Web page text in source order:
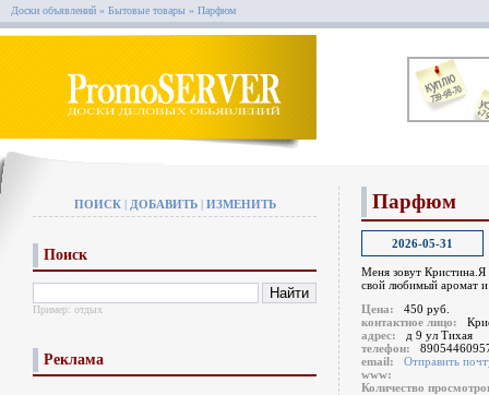
Доски объявлений » Бытовые товары » Парфюм
ПОИСК| ДОБАВИТЬ| ИЗМЕНИТЬ
Поиск
Пример: отдых
Реклама
Парфюм
2026-05-31
Меня зовут
свой любимый аромат
Цена:
450 руб.
контактное лицо:
адрес:
д 9 ул Тихая
телефон:
email:
Отправить
www:
Количество